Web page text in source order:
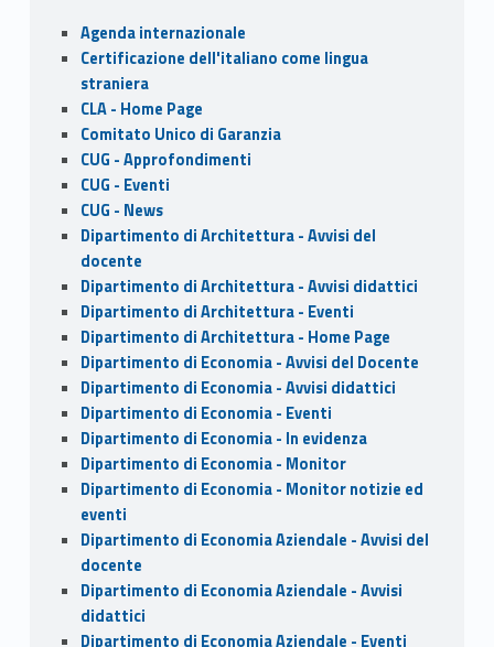
Sidebar
Agenda internazionale
Certificazione dell'italiano come lingua
straniera
CLA - Home Page
Comitato Unico di Garanzia
CUG - Approfondimenti
CUG - Eventi
CUG - News
Dipartimento di Architettura - Avvisi del
docente
Dipartimento di Architettura - Avvisi didattici
Dipartimento di Architettura - Eventi
Dipartimento di Architettura - Home Page
Dipartimento di Economia - Avvisi del Docente
Dipartimento di Economia - Avvisi didattici
Dipartimento di Economia - Eventi
Dipartimento di Economia - In evidenza
Dipartimento di Economia - Monitor
Dipartimento di Economia - Monitor notizie ed
eventi
Dipartimento di Economia Aziendale - Avvisi del
docente
Dipartimento di Economia Aziendale - Avvisi
didattici
Dipartimento di Economia Aziendale - Eventi